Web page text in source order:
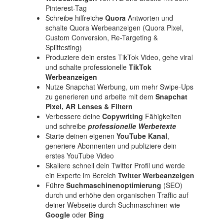
Pinterest-Tag
Schreibe hilfreicheQuora Antworten und
schalte Quora Werbeanzeigen (Quora Pixel,
Custom Conversion, Re-Targeting &
Splittesting)
Produziere dein erstes TikTok Video, gehe viral
und schalte professionelleTikTok
Werbeanzeigen
Nutze Snapchat Werbung, um mehr Swipe-Ups
zu generieren und arbeite mit demSnapchat
Pixel, AR Lenses & Filtern
Verbessere deineCopywriting Fähigkeiten
und schreibeprofessionelle Werbetexte
Starte deinen eigenenYouTube Kanal,
generiere Abonnenten und publiziere dein
erstes YouTube Video
Skaliere schnell dein Twitter Profil und werde
ein Experte im BereichTwitter Werbeanzeigen
FühreSuchmaschinenoptimierung (SEO)
durch und erhöhe den organischen Traffic auf
deiner Webseite durch Suchmaschinen wie
Googleoder Bing